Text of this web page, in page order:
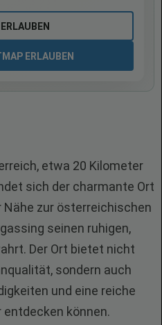
ERLAUBEN
etwa 20 Kilometer
sich der charmante Ort
Nähe zur österreichischen
seinen ruhigen,
Der Ort bietet nicht
sondern auch
und eine reiche
können.